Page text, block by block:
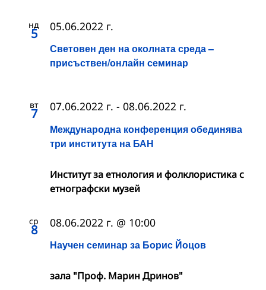
нд
5
Световен ден на околната среда –
присъствен/онлайн семинар
05.06.2022 г.
вт
7
Международна конференция обединява
три института на БАН
07.06.2022 г. - 08.06.2022 г.
Институт за етнология и фолклористика с
етнографски музей
ср
8
Научен семинар за Борис Йоцов
08.06.2022 г. @ 10:00
зала "Проф. Марин Дринов"